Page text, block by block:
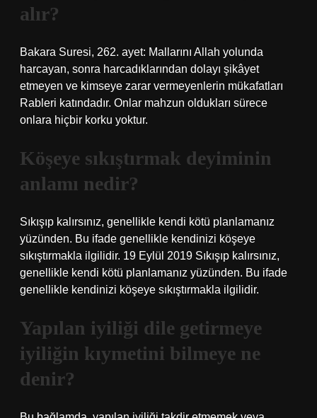
alır?
Bakara Suresi, 262. ayet: Mallarını Allah yolunda
harcayan, sonra harcadıklarından dolayı şikâyet
etmeyen ve kimseye zarar vermeyenlerin mükafatları
Rableri katındadır. Onlar mahzun oldukları sürece
onlara hiçbir korku yoktur.
Köşeye sıkıştırmak deyiminin
anlamı nedir?
Sıkışıp kalırsınız, genellikle kendi kötü planlamanız
yüzünden. Bu ifade genellikle kendinizi köşeye
sıkıştırmakla ilgilidir. 19 Eylül 2019 Sıkışıp kalırsınız,
genellikle kendi kötü planlamanız yüzünden. Bu ifade
genellikle kendinizi köşeye sıkıştırmakla ilgilidir.
Yapılan iyiliği dile getirmeye
iyiliğin kıymetini bilmeye ne
denir?